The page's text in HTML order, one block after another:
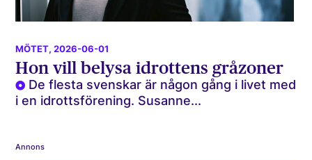
MÖTET, 2026-06-01
Hon vill belysa idrottens gråzoner
De flesta svenskar är någon gång i livet med
i en idrottsförening. Susanne...
Annons